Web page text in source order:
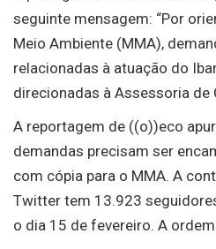
seguinte mensagem: “Por
Meio Ambiente (MMA),
relacionadas à atuação do
direcionadas à Assessoria de
A reportagem de ((o))eco
demandas precisam ser
com cópia para o MMA. A
Twitter tem 13.923
o dia 15 de fevereiro. A